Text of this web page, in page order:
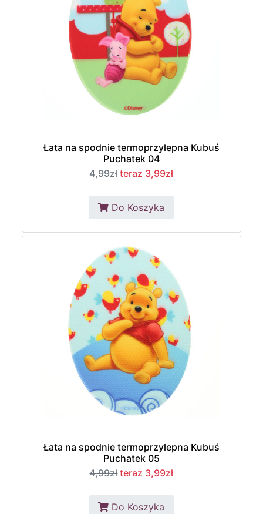
Łata na spodnie termoprzylepna Kubuś
Puchatek 04
4,99zł teraz 3,99zł
Do Koszyka
Łata na spodnie termoprzylepna Kubuś
Puchatek 05
4,99zł teraz 3,99zł
Do Koszyka